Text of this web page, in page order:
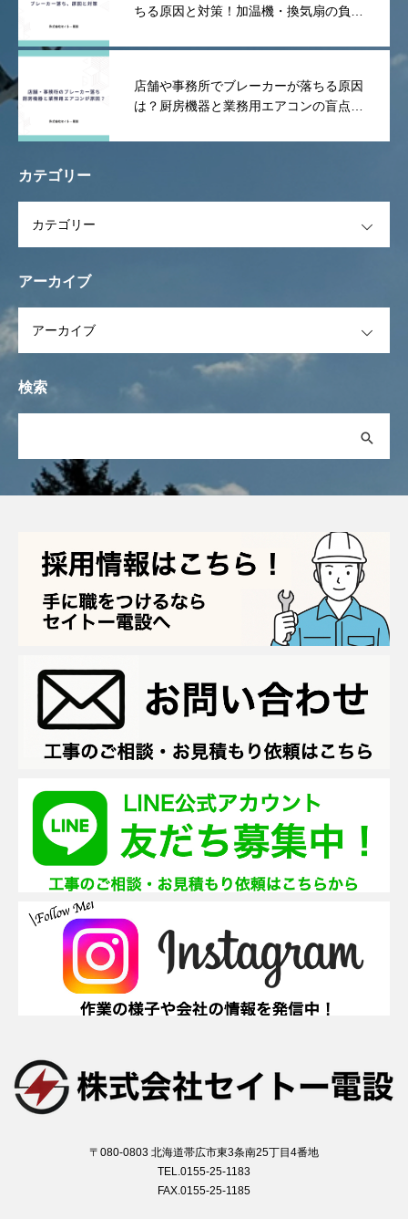
ちる原因と対策！加温機・換気扇の負荷
店舗や事務所でブレーカーが落ちる原因
は？厨房機器と業務用エアコンの盲点を
カテゴリー
アーカイブ
検索
〒080-0803 北海道帯広市東3条南25丁目4番地
TEL.0155-25-1183
FAX.0155-25-1185